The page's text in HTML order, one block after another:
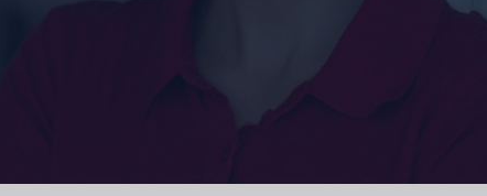
市場評価調査